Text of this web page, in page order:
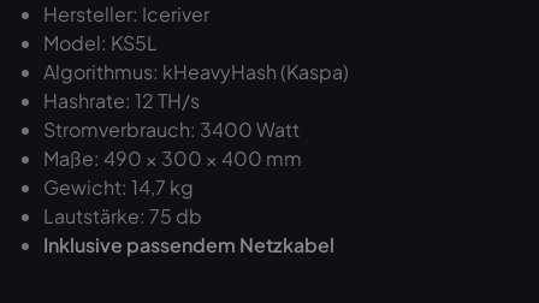
Hersteller: Iceriver
Model: KS5L
Algorithmus: kHeavyHash (Kaspa)
Hashrate: 12 TH/s
Stromverbrauch: 3400 Watt
Maße: 490 × 300 × 400 mm
Gewicht: 14,7 kg
Lautstärke: 75 db
Inklusive passendem Netzkabel